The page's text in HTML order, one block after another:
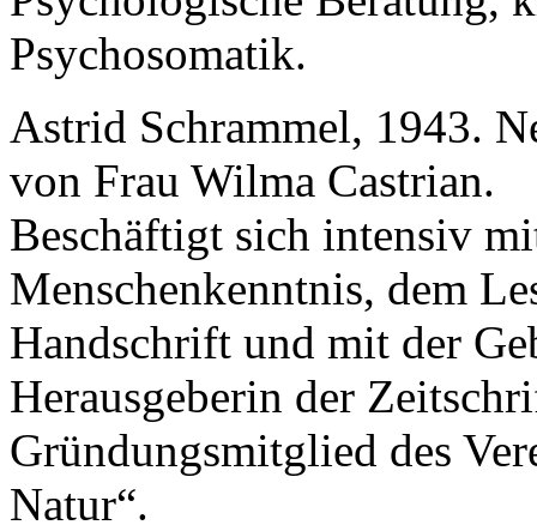
Psychosomatik.
Astrid Schrammel, 1943.
von Frau Wilma Castrian.
Beschäftigt sich intensiv
Menschenkenntnis, dem
Handschrift und mit der
Herausgeberin der
Gründungsmitglied des
Natur“.